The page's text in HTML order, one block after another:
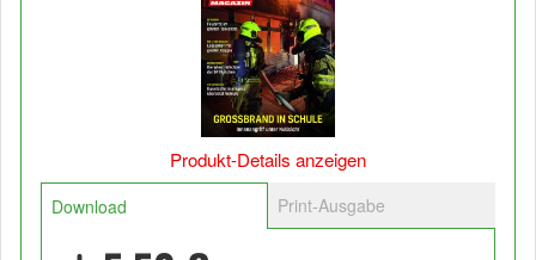
Produkt-Details anzeigen
Download Print-Ausgabe